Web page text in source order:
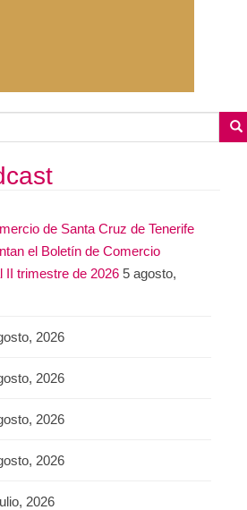
de Santa Cruz de Tenerife
el Boletín de Comercio
II trimestre de 2026 5 agosto,
2026
2026
2026
2026
2026